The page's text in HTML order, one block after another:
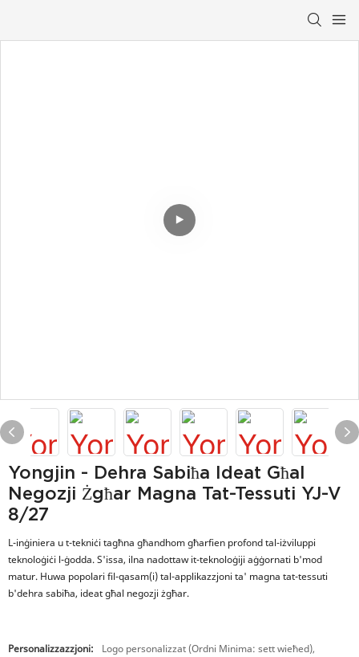
Yongjin - Dehra Sabiħa Ideat Għal
Negozji Żgħar Magna Tat-Tessuti YJ-V
8/27
L-inġiniera u t-tekniċi tagħna għandhom għarfien profond tal-iżviluppi
teknoloġiċi l-ġodda. S'issa, ilna nadottaw it-teknoloġiji aġġornati b'mod
matur. Huwa popolari fil-qasam(i) tal-applikazzjoni ta' magna tat-tessuti
b'dehra sabiħa, ideat għal negozji żgħar.
Personalizzazzjoni:
Logo personalizzat (Ordni Minima: sett wieħed),